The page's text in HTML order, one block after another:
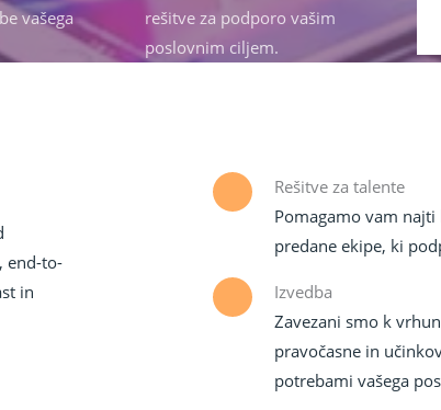
vašega
rešitve za podporo vašim
poslovnim ciljem.
end-to-
in
Rešitve za talente
Pomagamo vam
predane ekipe, ki
Izvedba
Zavezani smo k
pravočasne in
potrebami vašega